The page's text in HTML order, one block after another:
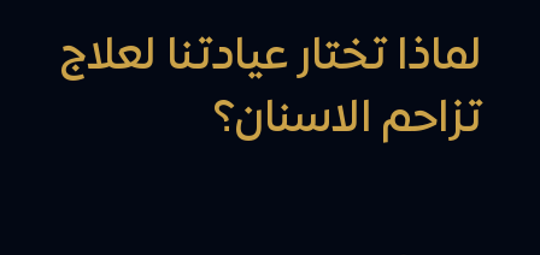
لماذا تختار عيادتنا لعلاج
تزاحم الاسنان؟